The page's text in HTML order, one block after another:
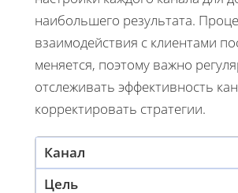
наибольшего результата.
взаимодействия с клиентами
меняется, поэтому важно
отслеживать эффективность
корректировать стратегии.
Канал
Цель